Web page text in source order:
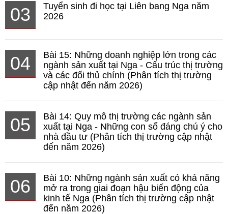
03
Tuyển sinh đi học tại Liên bang Nga năm
2026
04
Bài 15: Những doanh nghiệp lớn trong các
ngành sản xuất tại Nga - Cấu trúc thị trường
và các đối thủ chính (Phân tích thị trường
cập nhật đến năm 2026)
05
Bài 14: Quy mô thị trường các ngành sản
xuất tại Nga - Những con số đáng chú ý cho
nhà đầu tư (Phân tích thị trường cập nhật
đến năm 2026)
06
Bài 10: Những ngành sản xuất có khả năng
mở ra trong giai đoạn hậu biến động của
kinh tế Nga (Phân tích thị trường cập nhật
đến năm 2026)